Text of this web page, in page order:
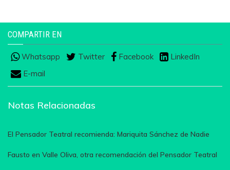
COMPARTIR EN
Whatsapp Twitter Facebook
LinkedIn
E-mail
Notas Relacionadas
El Pensador Teatral recomienda: Mariquita Sánchez de Nadie
Fausto en Valle Oliva, otra recomendación del Pensador Teatral